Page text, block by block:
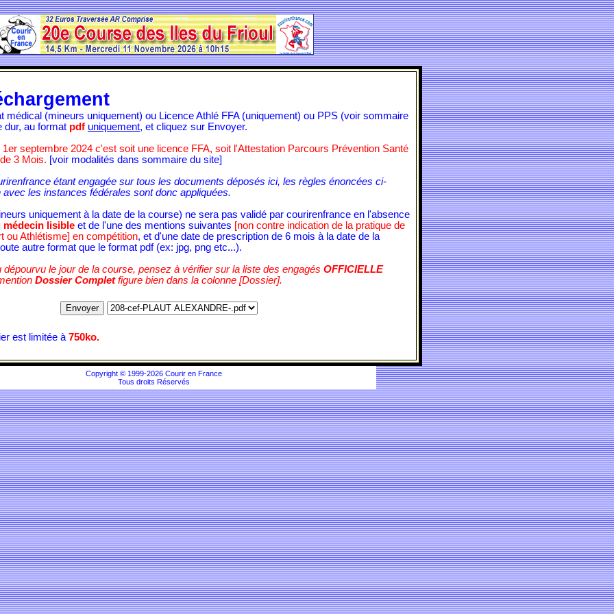
médical (mineurs uniquement) ou Licence Athlé FFA (uniquement) ou PPS (voir sommaire
dur, au format pdf uniquement, et cliquez sur Envoyer.
1er septembre 2024 c'est soit une licence FFA, soit l'Attestation Parcours Prévention Santé
3 Mois. [voir modalités dans sommaire du site]
étant engagée sur tous les documents déposés ici, les règles énoncées ci-
les instances fédérales sont donc appliquées.
uniquement à la date de la course) ne sera pas validé par courirenfrance en l'absence
médecin lisible et de l'une des mentions suivantes [non contre indication de la pratique de
ou Athlétisme] en compétition, et d'une date de prescription de 6 mois à la date de la
autre format que le format pdf (ex: jpg, png etc...).
le jour de la course, pensez à vérifier sur la liste des engagés OFFICIELLE
Dossier Completfigure bien dans la colonne [Dossier].
est limitée à 750ko.
Copyright © 1999-2026 Courir en France
Tous droits Réservés